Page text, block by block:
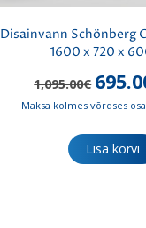
Disainvann Schönberg
1600 x 720 x
1,095.00€ Algne
hind
oli:
Maksa kolmes võrdses
Lisa korvi